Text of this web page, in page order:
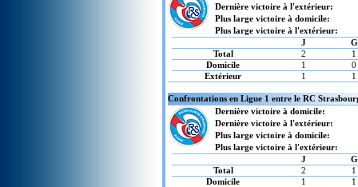
Dernière victoire à l'extérieur:
Plus large victoire à domicile:
Plus large victoire à l'extérieur:
J
G
Total
2
1
Domicile
1
0
Extérieur
1 1
Confrontations en Ligue 1 entre le RC
Dernière victoire à domicile:
Dernière victoire à l'extérieur:
Plus large victoire à domicile:
Plus large victoire à l'extérieur:
J
G
Total
2
1
Domicile
1
1